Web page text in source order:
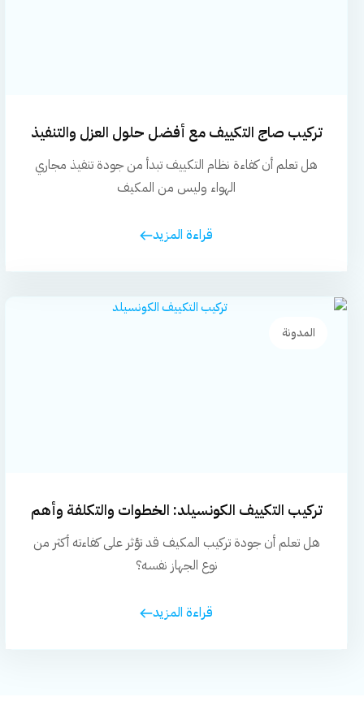
تركيب صاج التكييف مع أفضل حلول العزل والتنفيذ
هل تعلم أن كفاءة نظام التكييف تبدأ من جودة تنفيذ مجاري
الهواء وليس من المكيف
قراءة المزيد
المدونة
تركيب التكييف الكونسيلد: الخطوات والتكلفة وأهم
النصائح
هل تعلم أن جودة تركيب المكيف قد تؤثر على كفاءته أكثر من
نوع الجهاز نفسه؟
قراءة المزيد